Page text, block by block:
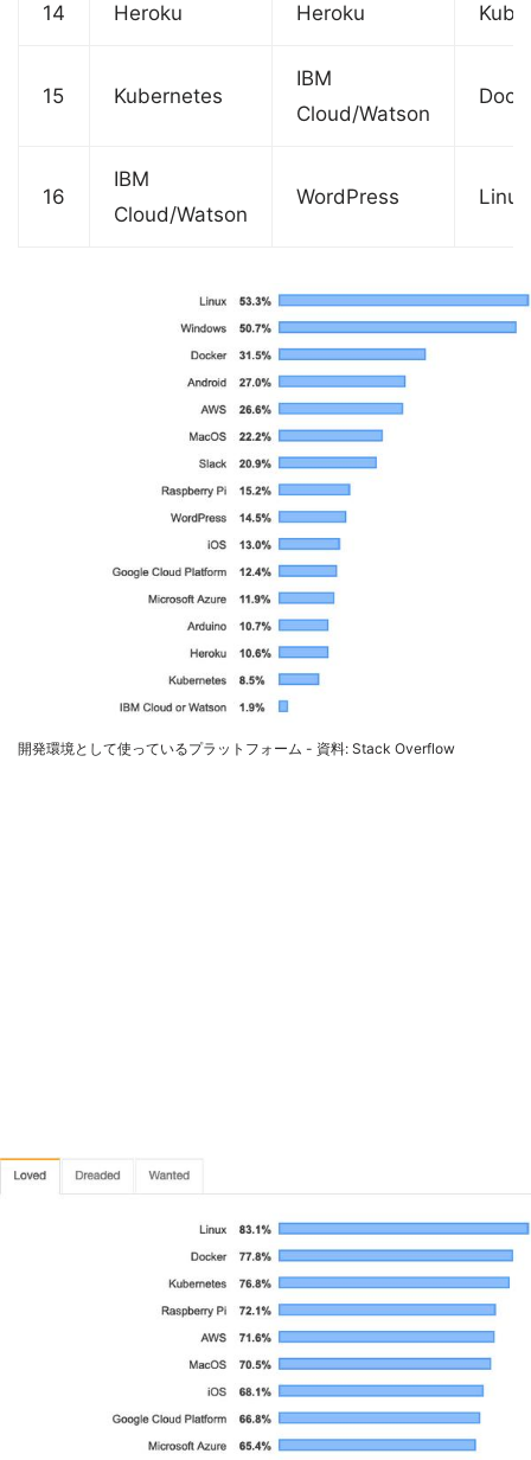
14 Heroku Heroku
15 Kubernetes
IBM
Cloud/Watson
16
IBM
Cloud/Watson
WordPress Linux
開発環境として使っているプラットフォーム - 資料: Stack Overflow